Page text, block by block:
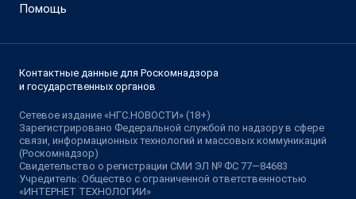
Помощь
Контактные данные для Роскомнадзора
и государственных органов
Сетевое издание «НГС.НОВОСТИ» (18+)
Зарегистрировано Федеральной службой по надзору в сфере
связи, информационных технологий и массовых коммуникаций
(Роскомнадзор)
Свидетельство о регистрации СМИ ЭЛ № ФС 77—84683
Учредитель: Общество с ограниченной ответственностью
«ИНТЕРНЕТ ТЕХНОЛОГИИ»